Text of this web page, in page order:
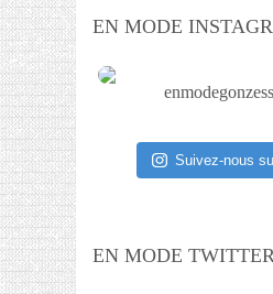
EN MODE
Suivez-nous
EN MODE TWITTER